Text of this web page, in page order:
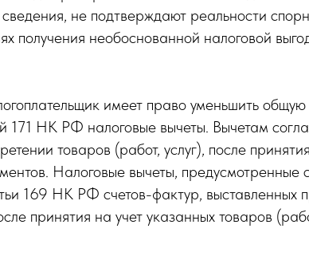
не подтверждают реальности
получения необоснованной налоговой
имеет право уменьшить
171 НК РФ налоговые вычеты. Вычетам
товаров (работ, услуг), после
Налоговые вычеты,
169 НК РФ счетов-фактур, выставленных
принятия на учет указанных товаров